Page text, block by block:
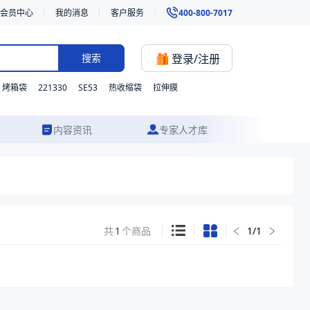
会员中心 我的消息 客户服务 400-800-7017
搜索 登录/注册
烤箱袋 221330 SE53 热收缩袋 拉伸膜
内容资讯 专家人才库
共1 个商品 1/1